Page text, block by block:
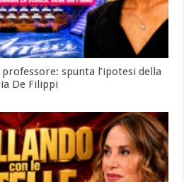
spunta l’ipotesi della
De Filippi